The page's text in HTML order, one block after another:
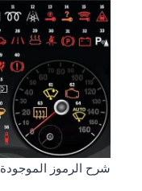
شرح الرموز